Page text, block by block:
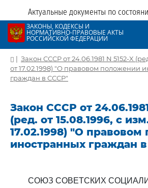
Актуальные документы по
ЗАКОНЫ, КОДЕКСЫ И
НОРМАТИВНО-ПРАВОВЫЕ АКТЫ
РОССИЙСКОЙ ФЕДЕРАЦИИ
| Закон СССР от 24.06.1981 N 5152-X
от 17.02.1998) "О правовом положении
граждан в СССР"
Закон СССР от
(ред. от 15.08.1996, с
17.02.1998) "О
иностранных граждан
СОЮЗ СОВЕТСКИХ